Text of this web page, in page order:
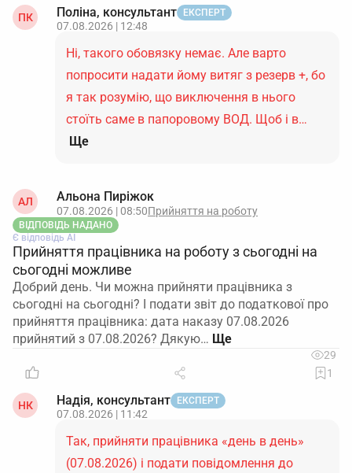
ПК Поліна, консультант ЕКСПЕРТ
07.08.2026 | 12:48
Ні, такого обовязку немає. Але варто
попросити надати йому витяг з резерв +, бо
я так розумію, що виключення в нього
стоїть саме в папоровому ВОД. Щоб і в…
Ще
АЛ Альона Пиріжок
07.08.2026 | 08:50Прийняття на роботу
ВІДПОВІДЬ НАДАНО
Є відповідь АІ
Прийняття працівника на роботу з сьогодні на
сьогодні можливе
Добрий день. Чи можна прийняти працівника з
сьогодні на сьогодні? І подати звіт до податкової про
прийняття працівника: дата наказу 07.08.2026
прийнятий з 07.08.2026? Дякую…
29
1
НК Надія, консультант ЕКСПЕРТ
07.08.2026 | 11:42
Так, прийняти працівника «день в день»
(07.08.2026) і подати повідомлення до